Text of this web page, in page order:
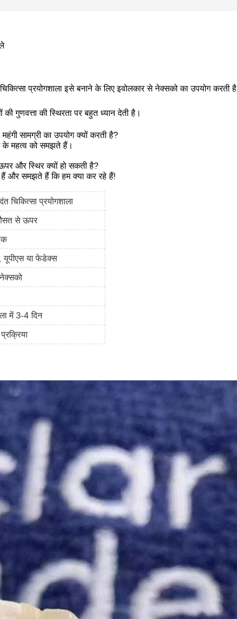
प्रयोगशाला इसे बनाने के लिए इवोलकार से नेक्सको का उपयोग करती है
गुणवत्ता की स्थिरता पर बहुत ध्यान देती है।
सामग्री का उपयोग क्यों करती है?
के महत्व को समझते हैं।
और स्थिर क्यों हो सकती है?
और समझते हैं कि हम क्या कर रहे हैं!
चिकित्सा प्रयोगशाला
से ऊपर
यूपीएस या फेडेक्स
में 3-4 दिन